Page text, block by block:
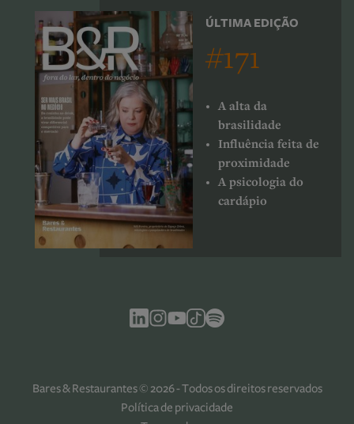
ÚLTIMA EDIÇÃO
#171
A alta da
brasilidade
Influência feita de
proximidade
A psicologia do
cardápio
Bares & Restaurantes © 2026 - Todos os direitos reservados
Política de privacidade